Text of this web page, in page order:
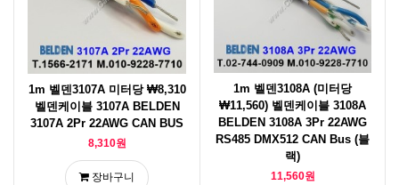
1m 벨덴3107A 미터당 ₩8,310
벨덴케이블 3107A BELDEN
3107A 2Pr 22AWG CAN BUS
8,310원
장바구니
1m 벨덴3108A (미터당
₩11,560) 벨덴케이블 3108A
BELDEN 3108A 3Pr 22AWG
RS485 DMX512 CAN Bus (블
랙)
11,560원